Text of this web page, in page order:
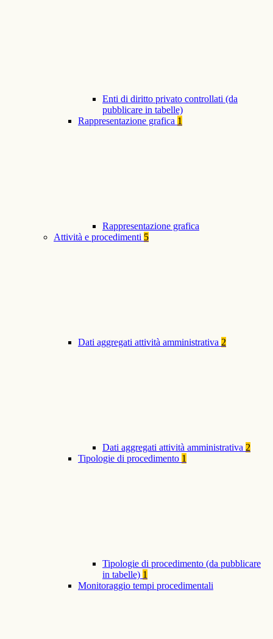
Enti di diritto privato controllati (da
pubblicare in tabelle)
Rappresentazione grafica 1
Rappresentazione grafica
Attività e procedimenti 5
Dati aggregati attività amministrativa 2
Dati aggregati attività amministrativa 2
Tipologie di procedimento 1
Tipologie di procedimento (da pubblicare
in tabelle) 1
Monitoraggio tempi procedimentali